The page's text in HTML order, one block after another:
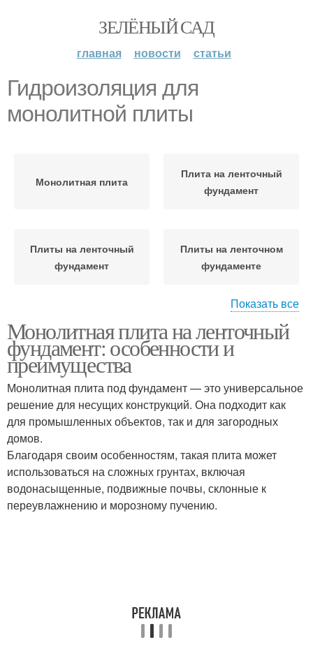
ЗЕЛЁНЫЙ САД
главная новости статьи
Гидроизоляция для
монолитной плиты
Монолитная плита
Плита на ленточный
фундамент
Плиты на ленточный
фундамент
Плиты на ленточном
фундаменте
монолитной плитой
Плита на ленточном
фундаменте
Бетон в монолитной
плите
Показать все
Монолитная плита на ленточный
фундамент: особенности и
преимущества
Монолитная плита под фундамент — это универсальное
решение для несущих конструкций. Она подходит как
для промышленных объектов, так и для загородных
домов.
Благодаря своим особенностям, такая плита может
использоваться на сложных грунтах, включая
водонасыщенные, подвижные почвы, склонные к
переувлажнению и морозному пучению.